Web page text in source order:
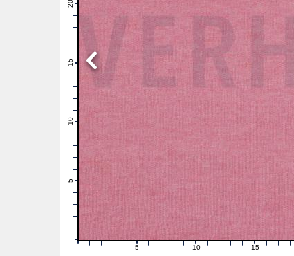
10
11
12
13
14
15
16
17
18
19
20
1 2 3 4 6 7 8 9 11 12 13 14 16 17 18